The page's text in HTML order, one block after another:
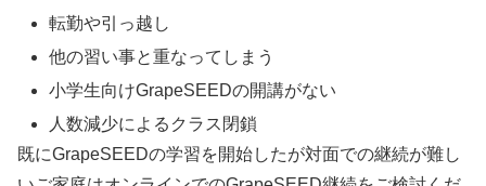
転勤や引っ越し
他の習い事と重なってしまう
小学生向けGrapeSEEDの開講がない
人数減少によるクラス閉鎖
既にGrapeSEEDの学習を開始したが対面での継続が難し